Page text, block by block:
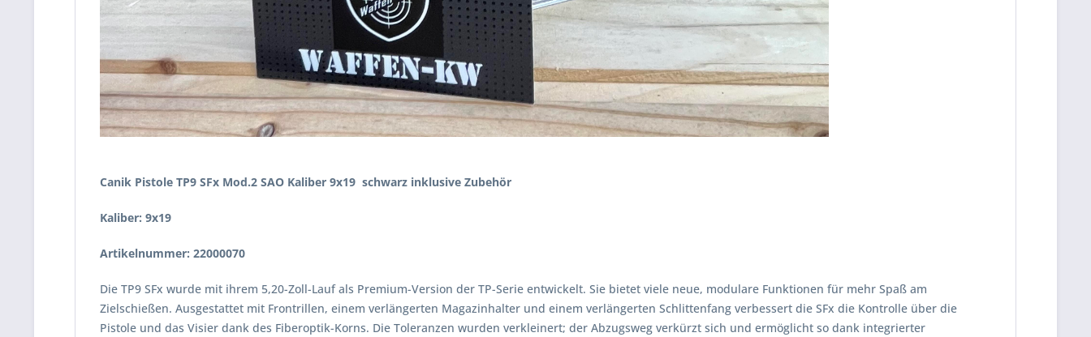
Canik Pistole TP9 SFx Mod.2 SAO Kaliber 9x19 schwarz inklusive Zubehör
Kaliber: 9x19
Artikelnummer: 22000070
Die TP9 SFx wurde mit ihrem 5,20-Zoll-Lauf als Premium-Version der TP-Serie entwickelt. Sie bietet viele neue, modulare Funktionen für mehr Spaß am
Zielschießen. Ausgestattet mit Frontrillen, einem verlängerten Magazinhalter und einem verlängerten Schlittenfang verbessert die SFx die Kontrolle über die
Pistole und das Visier dank des Fiberoptik-Korns. Die Toleranzen wurden verkleinert; der Abzugsweg verkürzt sich und ermöglicht so dank integrierter